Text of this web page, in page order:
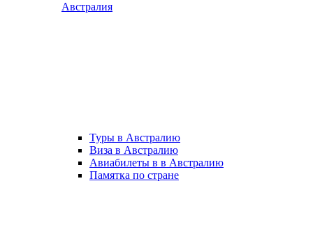
Австралия
Туры в Австралию
Виза в Австралию
Авиабилеты в в Австралию
Памятка по стране